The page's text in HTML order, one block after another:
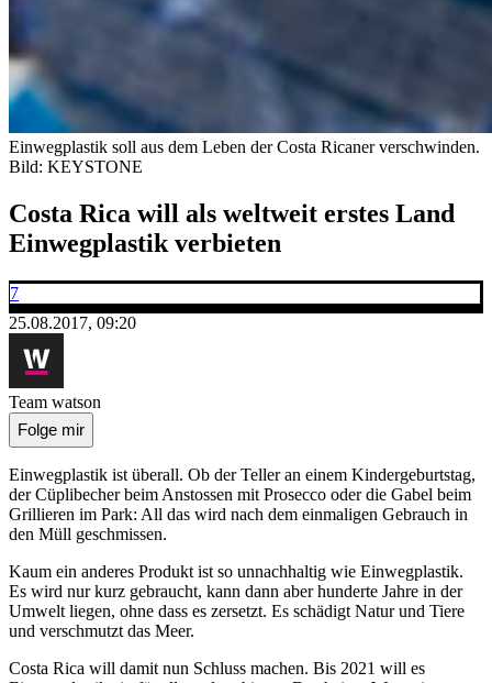
Einwegplastik soll aus dem Leben der Costa Ricaner verschwinden.
Bild: KEYSTONE
Costa Rica will als weltweit erstes Land
Einwegplastik verbieten
7
25.08.2017, 09:20
Team watson
Folge mir
Einwegplastik ist überall. Ob der Teller an einem Kindergeburtstag,
der Cüplibecher beim Anstossen mit Prosecco oder die Gabel beim
Grillieren im Park: All das wird nach dem einmaligen Gebrauch in
den Müll geschmissen.
Kaum ein anderes Produkt ist so unnachhaltig wie Einwegplastik.
Es wird nur kurz gebraucht, kann dann aber hunderte Jahre in der
Umwelt liegen, ohne dass es zersetzt. Es schädigt Natur und Tiere
und verschmutzt das Meer.
Costa Rica will damit nun Schluss machen. Bis 2021 will es